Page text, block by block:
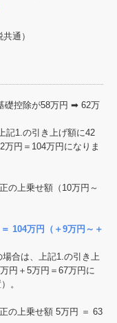
礎控除が58万円 ➡ 62万
記1.の引き上げ額に42
円＝104万円になりま
の上乗せ額（10万円～
104万円（＋9万円～＋
合は、上記1.の引き上
円＋5万円＝67万円に
。
の上乗せ額 5万円 ＝ 63